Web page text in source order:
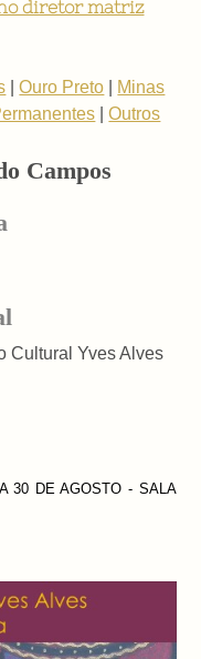
diretor matriz
|Ouro Preto
Minas
|Outros
Campos
Cultural Yves Alves
30 DE AGOSTO - SALA